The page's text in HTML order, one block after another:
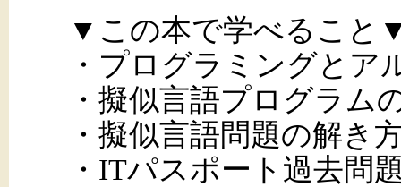
▼この本で学べること
・プログラミングとア
・擬似言語プログラム
・擬似言語問題の解き
・ITパスポート過去問